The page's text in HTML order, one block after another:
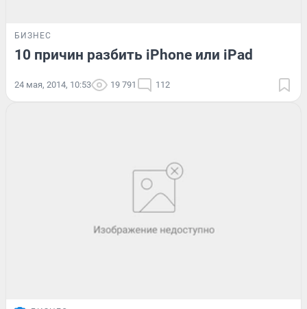
БИЗНЕС
10 причин разбить iPhone или iPad
24 мая, 2014, 10:53 19 791 112